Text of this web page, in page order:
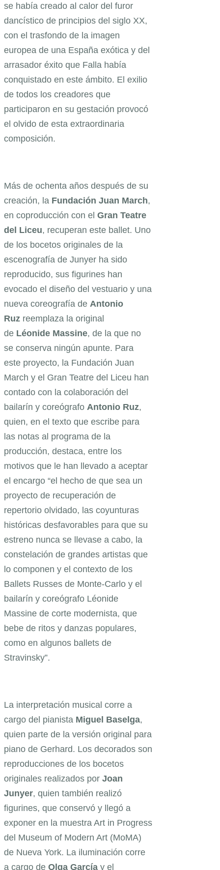
se había creado al calor del furor
dancístico de principios del siglo XX,
con el trasfondo de la imagen
europea de una España exótica y del
arrasador éxito que Falla había
conquistado en este ámbito. El exilio
de todos los creadores que
participaron en su gestación provocó
el olvido de esta extraordinaria
composición.
Más de ochenta años después de su
creación, la Fundación Juan March,
en coproducción con el Gran Teatre
del Liceu, recuperan este ballet. Uno
de los bocetos originales de la
escenografía de Junyer ha sido
reproducido, sus figurines han
evocado el diseño del vestuario y una
nueva coreografía de Antonio
Ruz reemplaza la original
de Léonide Massine, de la que no
se conserva ningún apunte. Para
este proyecto, la Fundación Juan
March y el Gran Teatre del Liceu han
contado con la colaboración del
bailarín y coreógrafo Antonio Ruz,
quien, en el texto que escribe para
las notas al programa de la
producción, destaca, entre los
motivos que le han llevado a aceptar
el encargo “el hecho de que sea un
proyecto de recuperación de
repertorio olvidado, las coyunturas
históricas desfavorables para que su
estreno nunca se llevase a cabo, la
constelación de grandes artistas que
lo componen y el contexto de los
Ballets Russes de Monte-Carlo y el
bailarín y coreógrafo Léonide
Massine de corte modernista, que
bebe de ritos y danzas populares,
como en algunos ballets de
Stravinsky”.
La interpretación musical corre a
cargo del pianista Miguel Baselga,
quien parte de la versión original para
piano de Gerhard. Los decorados son
reproducciones de los bocetos
originales realizados por Joan
Junyer, quien también realizó
figurines, que conservó y llegó a
exponer en la muestra Art in Progress
del Museum of Modern Art (MoMA)
de Nueva York. La iluminación corre
a cargo de Olga García y el